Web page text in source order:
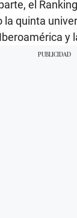
el
la quinta
y